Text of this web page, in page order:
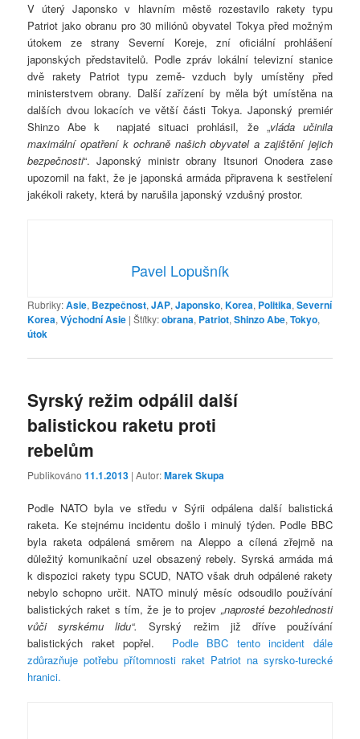
V úterý Japonsko v hlavním městě rozestavilo rakety typu
Patriot jako obranu pro 30 miliónů obyvatel Tokya před možným
útokem ze strany Severní Koreje, zní oficiální prohlášení
japonských představitelů. Podle zpráv lokální televizní stanice
dvě rakety Patriot typu země- vzduch byly umístěny před
ministerstvem obrany. Další zařízení by měla být umístěna na
dalších dvou lokacích ve větší části Tokya. Japonský premiér
Shinzo Abe k napjaté situaci prohlásil, že „vláda učinila
maximální opatření k ochraně našich obyvatel a zajištění jejich
bezpečnosti“. Japonský ministr obrany Itsunori Onodera zase
upozornil na fakt, že je japonská armáda připravena k sestřelení
jakékoli rakety, která by narušila japonský vzdušný prostor.
Pavel Lopušník
Rubriky:Asie, Bezpečnost,JAP,Japonsko,Korea, Politika,Severní
Korea,Východní Asie |Štítky:obrana, Patriot,Shinzo Abe,Tokyo,
útok
Syrský režim odpálil další
balistickou raketu proti
rebelům
Publikováno11.1.2013 | Autor:Marek Skupa
Podle NATO byla ve středu v Sýrii odpálena další balistická
raketa. Ke stejnému incidentu došlo i minulý týden. Podle BBC
byla raketa odpálená směrem na Aleppo a cílená zřejmě na
důležitý komunikační uzel obsazený rebely. Syrská armáda má
k dispozici rakety typu SCUD, NATO však druh odpálené rakety
nebylo schopno určit. NATO minulý měsíc odsoudilo používání
balistických raket s tím, že je to projev „naprosté bezohlednosti
vůči syrskému lidu“.
Syrský režim již dříve používání
balistických raket popřel. Podle BBC tento incident dále
zdůrazňuje potřebu přítomnosti raket Patriot na syrsko-turecké
hranici.